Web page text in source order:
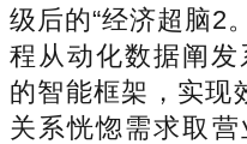
级后的“经济超脑2
程从动化数据阐
的智能框架，实现
关系恍惚需求取